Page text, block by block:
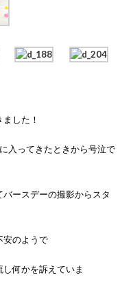
した！
入ってきたときから号泣で
ースデーの撮影からスタ
安のようで
何かを訴えていま